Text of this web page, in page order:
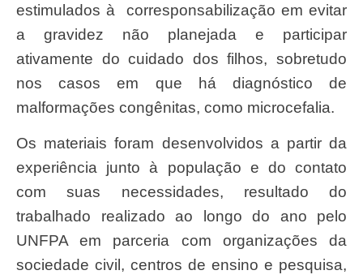
estimulados à corresponsabilização em evitar
a gravidez não planejada e participar
ativamente do cuidado dos filhos, sobretudo
nos casos em que há diagnóstico de
malformações congênitas, como microcefalia.
Os materiais foram desenvolvidos a partir da
experiência junto à população e do contato
com suas necessidades, resultado do
trabalhado realizado ao longo do ano pelo
UNFPA em parceria com organizações da
sociedade civil, centros de ensino e pesquisa,